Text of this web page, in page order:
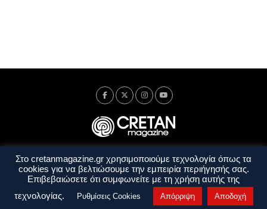
Ταυτότητα Πολιτική Απορρήτου
Όροι Χρήσης
Όροι και Προϋποθέσεις
Στο cretanmagazine.gr χρησιμοποιούμε τεχνολογία όπως τα
cookies για να βελτιώσουμε την εμπειρία περιήγησής σας.
Επιβεβαιώσετε ότι συμφωνείτε με τη χρήση αυτής της
τεχνολογίας.
Ρυθμίσεις Cookies Απόρριψη Αποδοχή